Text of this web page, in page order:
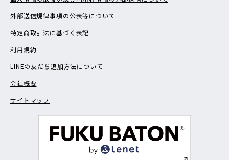
外部送信規律事項の公表等について
特定商取引法に基づく表記
利用規約
LINEの友だち追加方法について
会社概要
サイトマップ